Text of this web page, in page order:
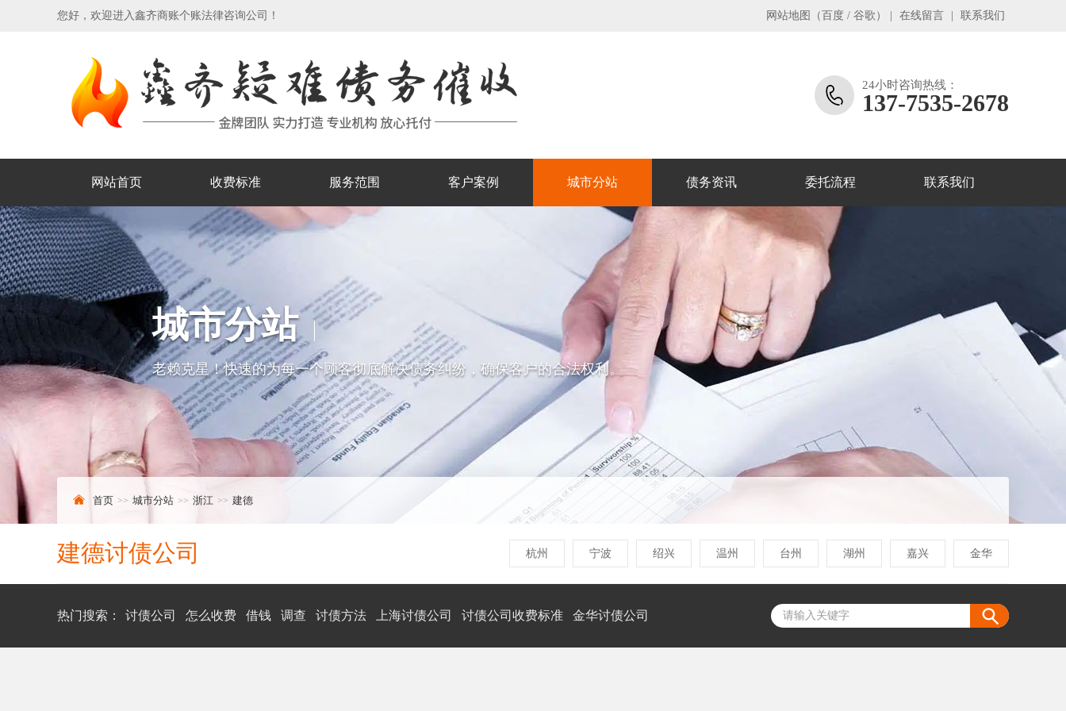
您好，欢迎进入鑫齐商账个账法律咨询公司！ 网站地图 （ 百度 / 谷歌 ） 在线留言 联系我们
24小时咨询热线：
137-7535-2678
网站首页 收费标准 服务范围 客户案例 城市分站 债务资讯 委托流程 联系我们
城市分站
老赖克星！快速的为每一个顾客彻底解决债务纠纷，确保客户的合法权利。
首页 城市分站 浙江 建德
建德讨债公司 杭州 宁波 绍兴 温州 台州 湖州 嘉兴 金华
热门搜索： 讨债公司 怎么收费 借钱 调查 讨债方法 上海讨债公司 讨债公司收费标准 金华讨债公司